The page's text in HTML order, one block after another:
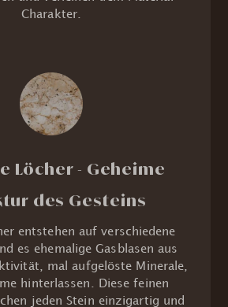
Charakter.
Löcher - Geheime
des Gesteins
entstehen auf verschiedene
es ehemalige Gasblasen aus
mal aufgelöste Minerale,
hinterlassen. Diese feinen
jeden Stein einzigartig und